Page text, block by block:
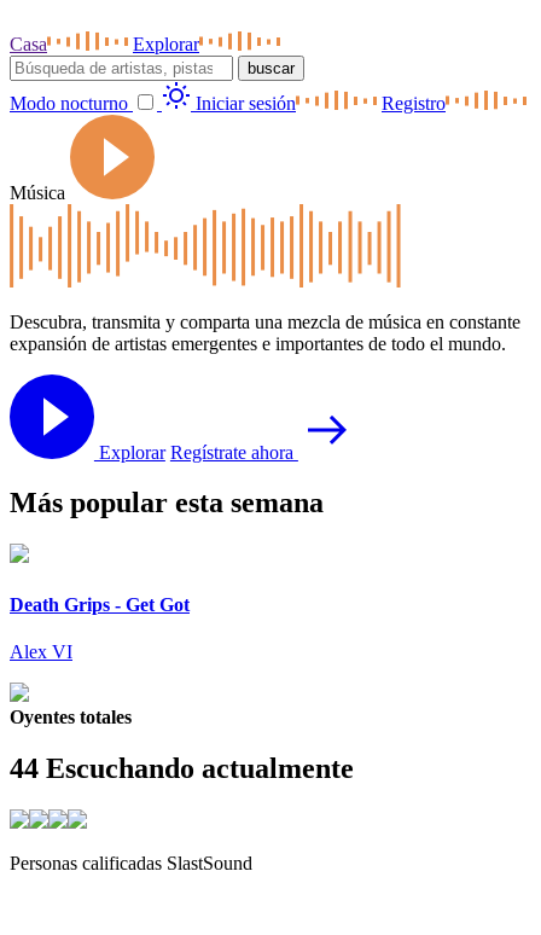
Casa Explorar
buscar
Modo nocturno Iniciar sesión Registro
Música
Descubra, transmita y comparta una mezcla de música en constante
expansión de artistas emergentes e importantes de todo el mundo.
Explorar Regístrate ahora
Más popular esta semana
Death Grips - Get Got
Alex VI
Oyentes totales
44 Escuchando actualmente
Personas calificadas SlastSound